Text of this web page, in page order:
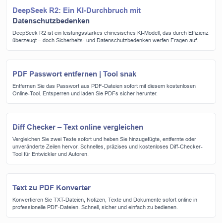
DeepSeek R2: Ein KI-Durchbruch mit
Datenschutzbedenken
DeepSeek R2 ist ein leistungsstarkes chinesisches KI-Modell, das durch Effizienz
überzeugt – doch Sicherheits- und Datenschutzbedenken werfen Fragen auf.
PDF Passwort entfernen | Tool snak
Entfernen Sie das Passwort aus PDF-Dateien sofort mit diesem kostenlosen
Online-Tool. Entsperren und laden Sie PDFs sicher herunter.
Diff Checker – Text online vergleichen
Vergleichen Sie zwei Texte sofort und heben Sie hinzugefügte, entfernte oder
unveränderte Zeilen hervor. Schnelles, präzises und kostenloses Diff-Checker-
Tool für Entwickler und Autoren.
Text zu PDF Konverter
Konvertieren Sie TXT-Dateien, Notizen, Texte und Dokumente sofort online in
professionelle PDF-Dateien. Schnell, sicher und einfach zu bedienen.